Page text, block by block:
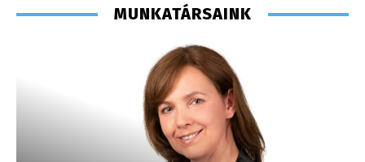
MUNKATÁRSAINK